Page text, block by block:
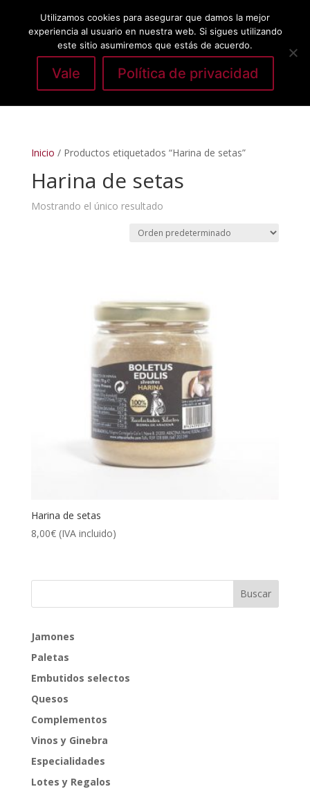
Seleccionar página
Inicio / Productos etiquetados “Harina de setas”
Harina de setas
Mostrando el único resultado
Harina de setas
8,00€ (IVA incluido)
Jamones
Paletas
Embutidos selectos
Quesos
Complementos
Vinos y Ginebra
Especialidades
Lotes y Regalos
Utilizamos cookies para asegurar que damos la mejor
experiencia al usuario en nuestra web. Si sigues utilizando
este sitio asumiremos que estás de acuerdo.
Vale Política de privacidad